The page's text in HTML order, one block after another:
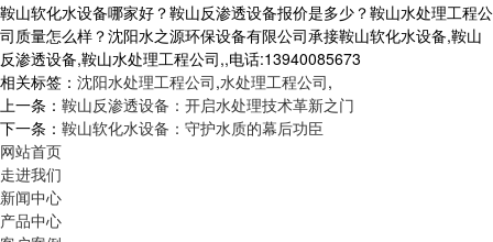
鞍山软化水设备哪家好？鞍山反渗透设备报价是多少？鞍山水处理工程公
司质量怎么样？沈阳水之源环保设备有限公司承接鞍山软化水设备,鞍山
反渗透设备,鞍山水处理工程公司,,电话:13940085673
相关标签： 沈阳水处理工程公司,水处理工程公司,
上一条： 鞍山反渗透设备：开启水处理技术革新之门
下一条： 鞍山软化水设备：守护水质的幕后功臣
网站首页
走进我们
新闻中心
产品中心